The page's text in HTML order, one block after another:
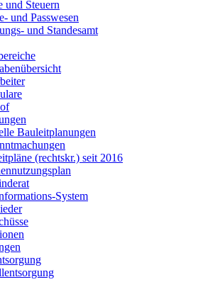
und Steuern
und Passwesen
und Standesamt
Bauleitplanungen
(rechtskr.) seit 2016
System